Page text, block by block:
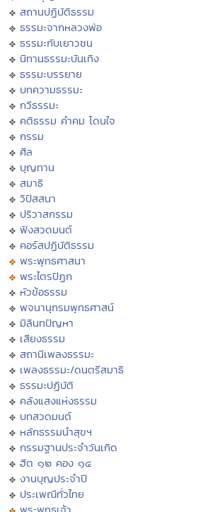
สถานปฏิบัติธรรม
ธรรมะจากหลวงพ่อ
ธรรมะกับเยาวชน
นิทานธรรมะบันเทิง
ธรรมะบรรยาย
บทความธรรมะ
กวีธรรมะ
คติธรรม คำคม โดนใจ
กรรม
ศีล
บุญทาน
สมาธิ
วิปัสสนา
ปริวาสกรรม
ฟังสวดมนต์
คอร์สปฏิบัติธรรม
พระพุทธศาสนา
พระไตรปิฏก
หัวข้อธรรม
พจนานุกรมพุทธศาสน์
มิลินทปัญหา
เสียงธรรม
สถานีเพลงธรรมะ
เพลงธรรมะ/ดนตรีสมาธิ
ธรรมะปฏิบัติ
คลังแสงแห่งธรรม
บทสวดมนต์
หลักธรรมนำสุขฯ
กรรมฐานประจำวันเกิด
ฮีต ๑๒ คอง ๑๔
งานบุญประจำปี
ประเพณีทั่วไทย